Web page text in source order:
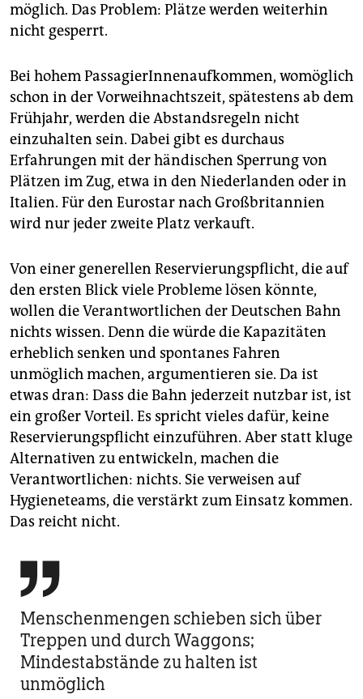
möglich. Das Problem: Plätze werden weiterhin
nicht gesperrt.
Bei hohem PassagierInnenaufkommen, womöglich
schon in der Vorweihnachtszeit, spätestens ab dem
Frühjahr, werden die Abstandsregeln nicht
einzuhalten sein. Dabei gibt es durchaus
Erfahrungen mit der händischen Sperrung von
Plätzen im Zug, etwa in den Niederlanden oder in
Italien. Für den Eurostar nach Großbritannien
wird nur jeder zweite Platz verkauft.
Von einer generellen Reservierungspflicht, die auf
den ersten Blick viele Probleme lösen könnte,
wollen die Verantwortlichen der Deutschen Bahn
nichts wissen. Denn die würde die Kapazitäten
erheblich senken und spontanes Fahren
unmöglich machen, argumentieren sie. Da ist
etwas dran: Dass die Bahn jederzeit nutzbar ist, ist
ein großer Vorteil. Es spricht vieles dafür, keine
Reservierungspflicht einzuführen. Aber statt kluge
Alternativen zu entwickeln, machen die
Verantwortlichen: nichts. Sie verweisen auf
Hygieneteams, die verstärkt zum Einsatz kommen.
Das reicht nicht.

Menschenmengen schieben sich über
Treppen und durch Waggons;
Mindestabstände zu halten ist
unmöglich